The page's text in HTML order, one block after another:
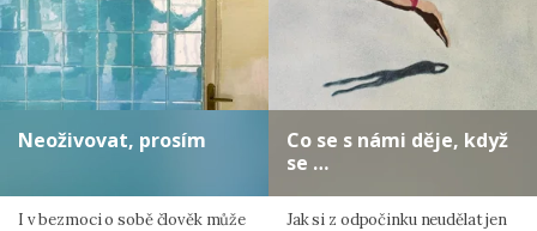
Neoživovat, prosím
I v bezmoci o sobě člověk může
Co se s námi děje, když
se …
Jak si z odpočinku neudělat jen